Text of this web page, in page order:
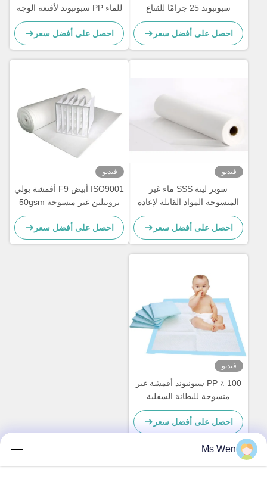
سبونبوند 25 جرامًا للقناع
الجراحي
احصل على أفضل سعر
للماء PP سبونبوند لأقنعة الوجه
ثلاثية الطبقات N95 KF94
احصل على أفضل سعر
فيديو
سوبر لينة SSS ماء غير
المنسوجة المواد القابلة لإعادة
التدوير لصنع حفاضات
احصل على أفضل سعر
فيديو
ISO9001 أبيض F9 أقمشة بولي
بروبيلين غير منسوجة 50gsm
لأجهزة تنقية الهواء
احصل على أفضل سعر
فيديو
100 ٪ PP سبونبوند أقمشة غير
منسوجة للبطانة السفلية
احصل على أفضل سعر
Ms Wen